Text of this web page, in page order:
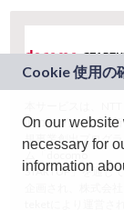
ドコモグループの新
規事業創出プログラ
ム「docomo
STARTUP」を通じ
On our
necessary for
information